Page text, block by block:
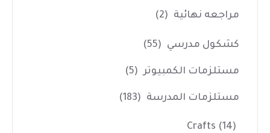
مراجعه نهائية (2)
كشكول مدرسي (55)
مستلزمات الكمبيوتر (5)
مستلزمات المدرسة (183)
Crafts (14)